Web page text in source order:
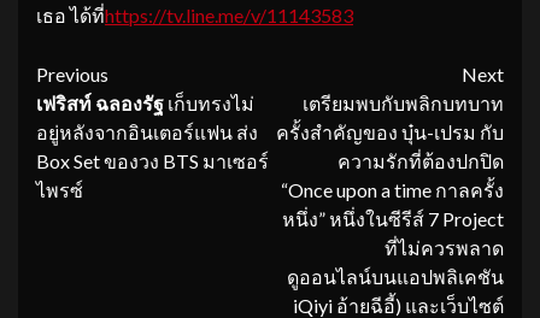
เธอ ได้ที่https://tv.line.me/v/11143583
Continue
Reading
Previous
เฟริสท์ ฉลองรัฐ เก็บทรงไม่
อยู่หลังจากอินเตอร์แฟน ส่ง
Box Set ของวง BTS มาเซอร์
ไพรซ์
Next
เตรียมพบกับพลิกบทบาท
ครั้งสำคัญของ บุ๋น-เปรม กับ
ความรักที่ต้องปกปิด
“Once upon a time กาลครั้ง
หนึ่ง” หนึ่งในซีรีส์ 7 Project
ที่ไม่ควรพลาด
ดูออนไลน์บนแอปพลิเคชัน
iQiyi อ้ายฉีอี้) และเว็บไซต์